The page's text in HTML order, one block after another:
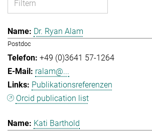
Dr. Ryan Alam
Postdoc
+49 (0)3641 57-1264
ralam@...
Publikationsreferenzen
Orcid publication list
Kati Barthold